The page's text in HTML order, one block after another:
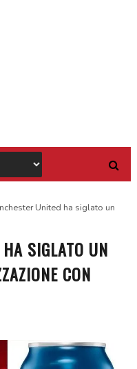
United ha siglato un
SIGLATO UN
CON